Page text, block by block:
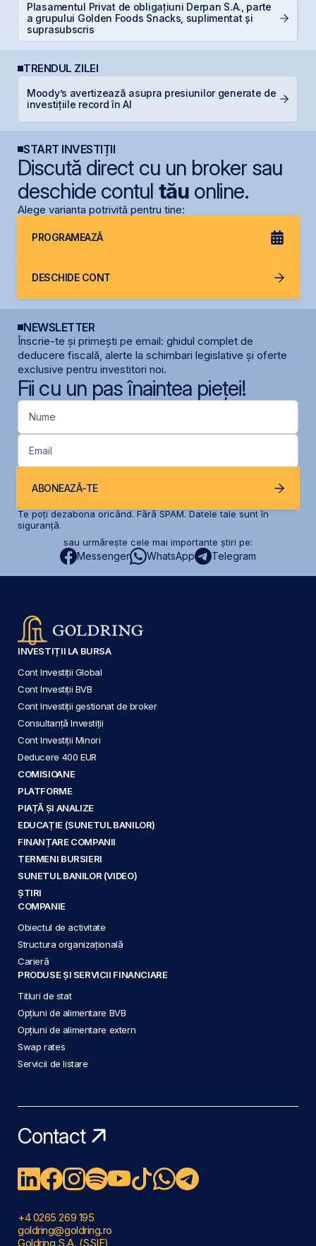
Plasamentul Privat de obligațiuni Derpan S.A., parte
a grupului Golden Foods Snacks, suplimentat și
suprasubscris
TRENDUL ZILEI
Moody’s avertizează asupra presiunilor generate de
investițiile record în AI
START INVESTIȚII
Discută direct cu un broker sau
deschide contul tăuonline.
Alege varianta potrivită pentru tine:
PROGRAMEAZĂ
DESCHIDE CONT
NEWSLETTER
Înscrie-te și primești pe email: ghidul complet de
deducere fiscală, alerte la schimbari legislative și oferte
exclusive pentru investitori noi.
Fii cu un pas înaintea pieței!
Nume
Email
ABONEAZĂ-TE
Te poți dezabona oricând. Fără SPAM. Datele tale sunt în
siguranță.
sau urmărește cele mai importante știri pe:
Messenger WhatsApp Telegram
INVESTIȚII LA BURSA
Cont Investiții Global
Cont Investiții BVB
Cont Investiții gestionat de broker
Consultanță Investiții
Cont Investiții Minori
Deducere 400 EUR
COMISIOANE
PLATFORME
PIAȚĂ ȘI ANALIZE
EDUCAȚIE (SUNETUL BANILOR)
FINANȚARE COMPANII
TERMENI BURSIERI
SUNETUL BANILOR (VIDEO)
ȘTIRI
COMPANIE
Obiectul de activitate
Structura organizațională
Carieră
PRODUSE ȘI SERVICII FINANCIARE
Titluri de stat
Opțiuni de alimentare BVB
Opțiuni de alimentare extern
Swap rates
Servicii de listare
Contact
+4 0265 269 195
goldring@goldring.ro
Goldring S.A. (SSIF)